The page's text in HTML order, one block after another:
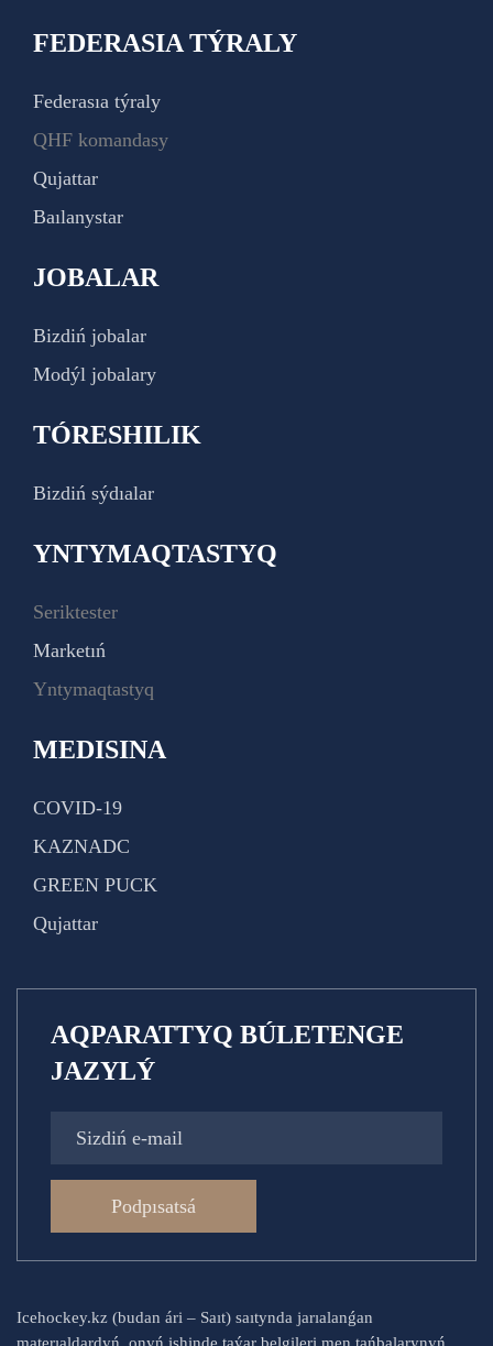
FEDERASIA TÝRALY
Federasıa týraly
QHF komandasy
Qujattar
Baılanystar
JOBALAR
Bizdiń jobalar
Modýl jobalary
TÓRESHILIK
Bizdiń sýdıalar
YNTYMAQTASTYQ
Seriktester
Marketıń
Yntymaqtastyq
MEDISINA
COVID-19
KAZNADC
GREEN PUCK
Qujattar
AQPARATTYQ BÚLETENGE
JAZYLÝ
Podpısatsá
Icehockey.kz (budan ári – Saıt) saıtynda jarıalanǵan